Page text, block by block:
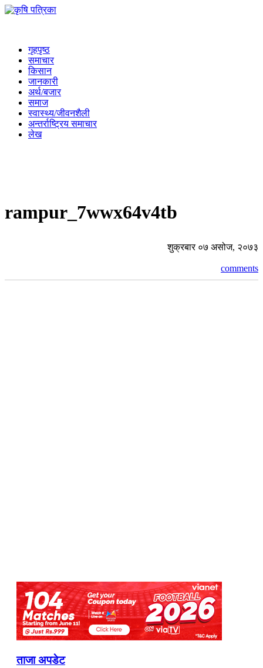
गृहपृष्ठ
समाचार
किसान
जानकारी
अर्थ/बजार
समाज
स्वास्थ्य/जीवनशैली
अन्तर्राष्ट्रिय समाचार
लेख
rampur_7wwx64v4tb
शुक्रबार ०७ असोज, २०७३
comments
ताजा अपडेट